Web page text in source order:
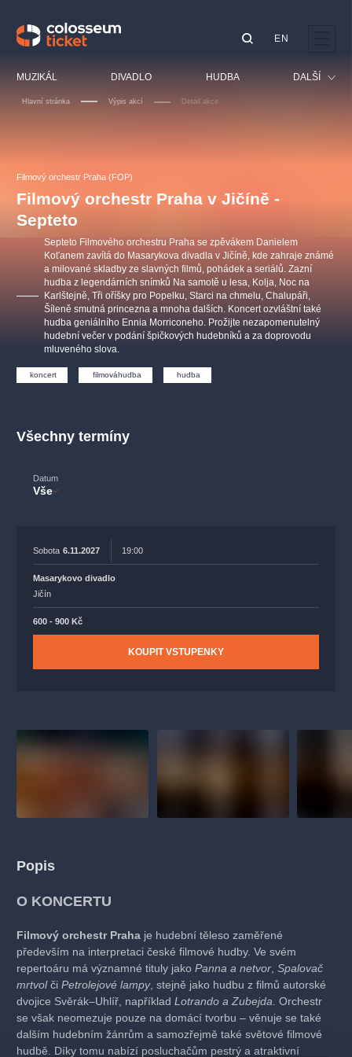
MUZIKÁL DIVADLO HUDBA DALŠÍ
Prohlídky
Ostatní
EN
Hlavní stránka Výpis akcí Detail akce
Filmový orchestr Praha (FOP)
Filmový orchestr Praha v Jičíně -
Septeto
Septeto Filmového orchestru Praha se zpěvákem Danielem
Koťanem zavítá do Masarykova divadla v Jičíně, kde zahraje známé
a milované skladby ze slavných filmů, pohádek a seriálů. Zazní
hudba z legendárních snímků Na samotě u lesa, Kolja, Noc na
Karlštejně, Tři oříšky pro Popelku, Starci na chmelu, Chalupáři,
Šíleně smutná princezna a mnoha dalších. Koncert ozvláštní také
hudba geniálního Ennia Morriconeho. Prožijte nezapomenutelný
hudební večer v podání špičkových hudebníků a za doprovodu
mluveného slova.
koncert filmováhudba hudba
Všechny termíny
Datum
Vše
Sobota 6.11.2027 19:00
Masarykovo divadlo
Jičín
600 - 900 Kč
KOUPIT VSTUPENKY
Popis
O KONCERTU
Filmový orchestr Praha je hudební těleso zaměřené
především na interpretaci české filmové hudby. Ve svém
repertoáru má významné tituly jako Panna a netvor, Spalovač
mrtvolči Petrolejové lampy, stejně jako hudbu z filmů autorské
dvojice Svěrák–Uhlíř, například Lotrando a Zubejda. Orchestr
se však neomezuje pouze na domácí tvorbu – věnuje se také
dalším hudebním žánrům a samozřejmě také světové filmové
hudbě. Díky tomu nabízí posluchačům pestrý a atraktivní
OBYČEJNÁ HOLKA
Agentura 44, s.r.o.
Pink Panther Agency,
s.r.o.
Ostatní hledají
muzikálypraha
Nejnavštěvovanější
muzikálypraha divadlopraha
filmováhudba státníopera rudolfinum